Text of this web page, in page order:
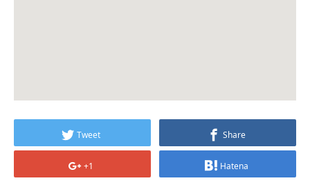
Tweet Share
+1 Hatena